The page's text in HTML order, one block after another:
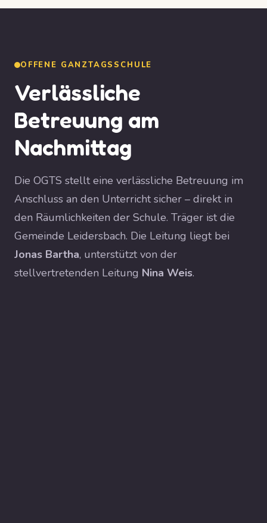
OFFENE GANZTAGSSCHULE
Verlässliche
Betreuung am
Nachmittag
Die OGTS stellt eine verlässliche Betreuung im
Anschluss an den Unterricht sicher – direkt in
den Räumlichkeiten der Schule. Träger ist die
Gemeinde Leidersbach. Die Leitung liegt bei
Jonas Bartha, unterstützt von der
stellvertretenden Leitung Nina Weis.